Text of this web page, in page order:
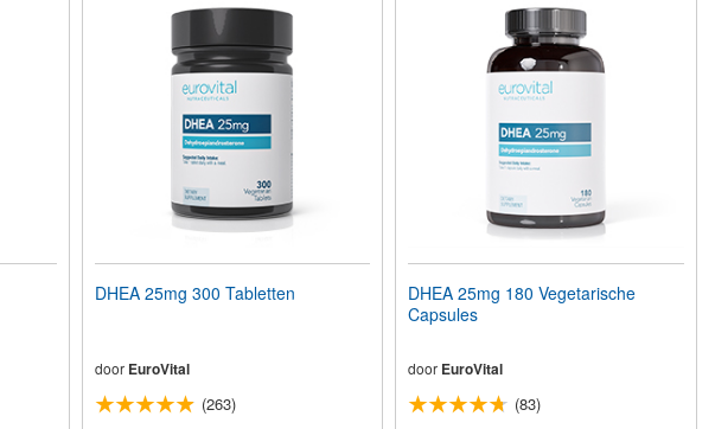
DHEA 25mg 300 Tabletten
door EuroVital
(263)
DHEA 25mg 180 Vegetarische
Capsules
door EuroVital
(83)